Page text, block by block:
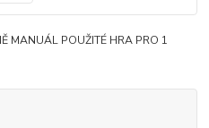
MANUÁL POUŽITÉ HRA PRO 1